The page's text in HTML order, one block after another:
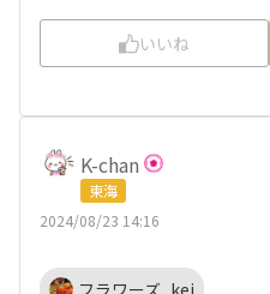
いいね
K-chan
東海
2024/08/23 14:16